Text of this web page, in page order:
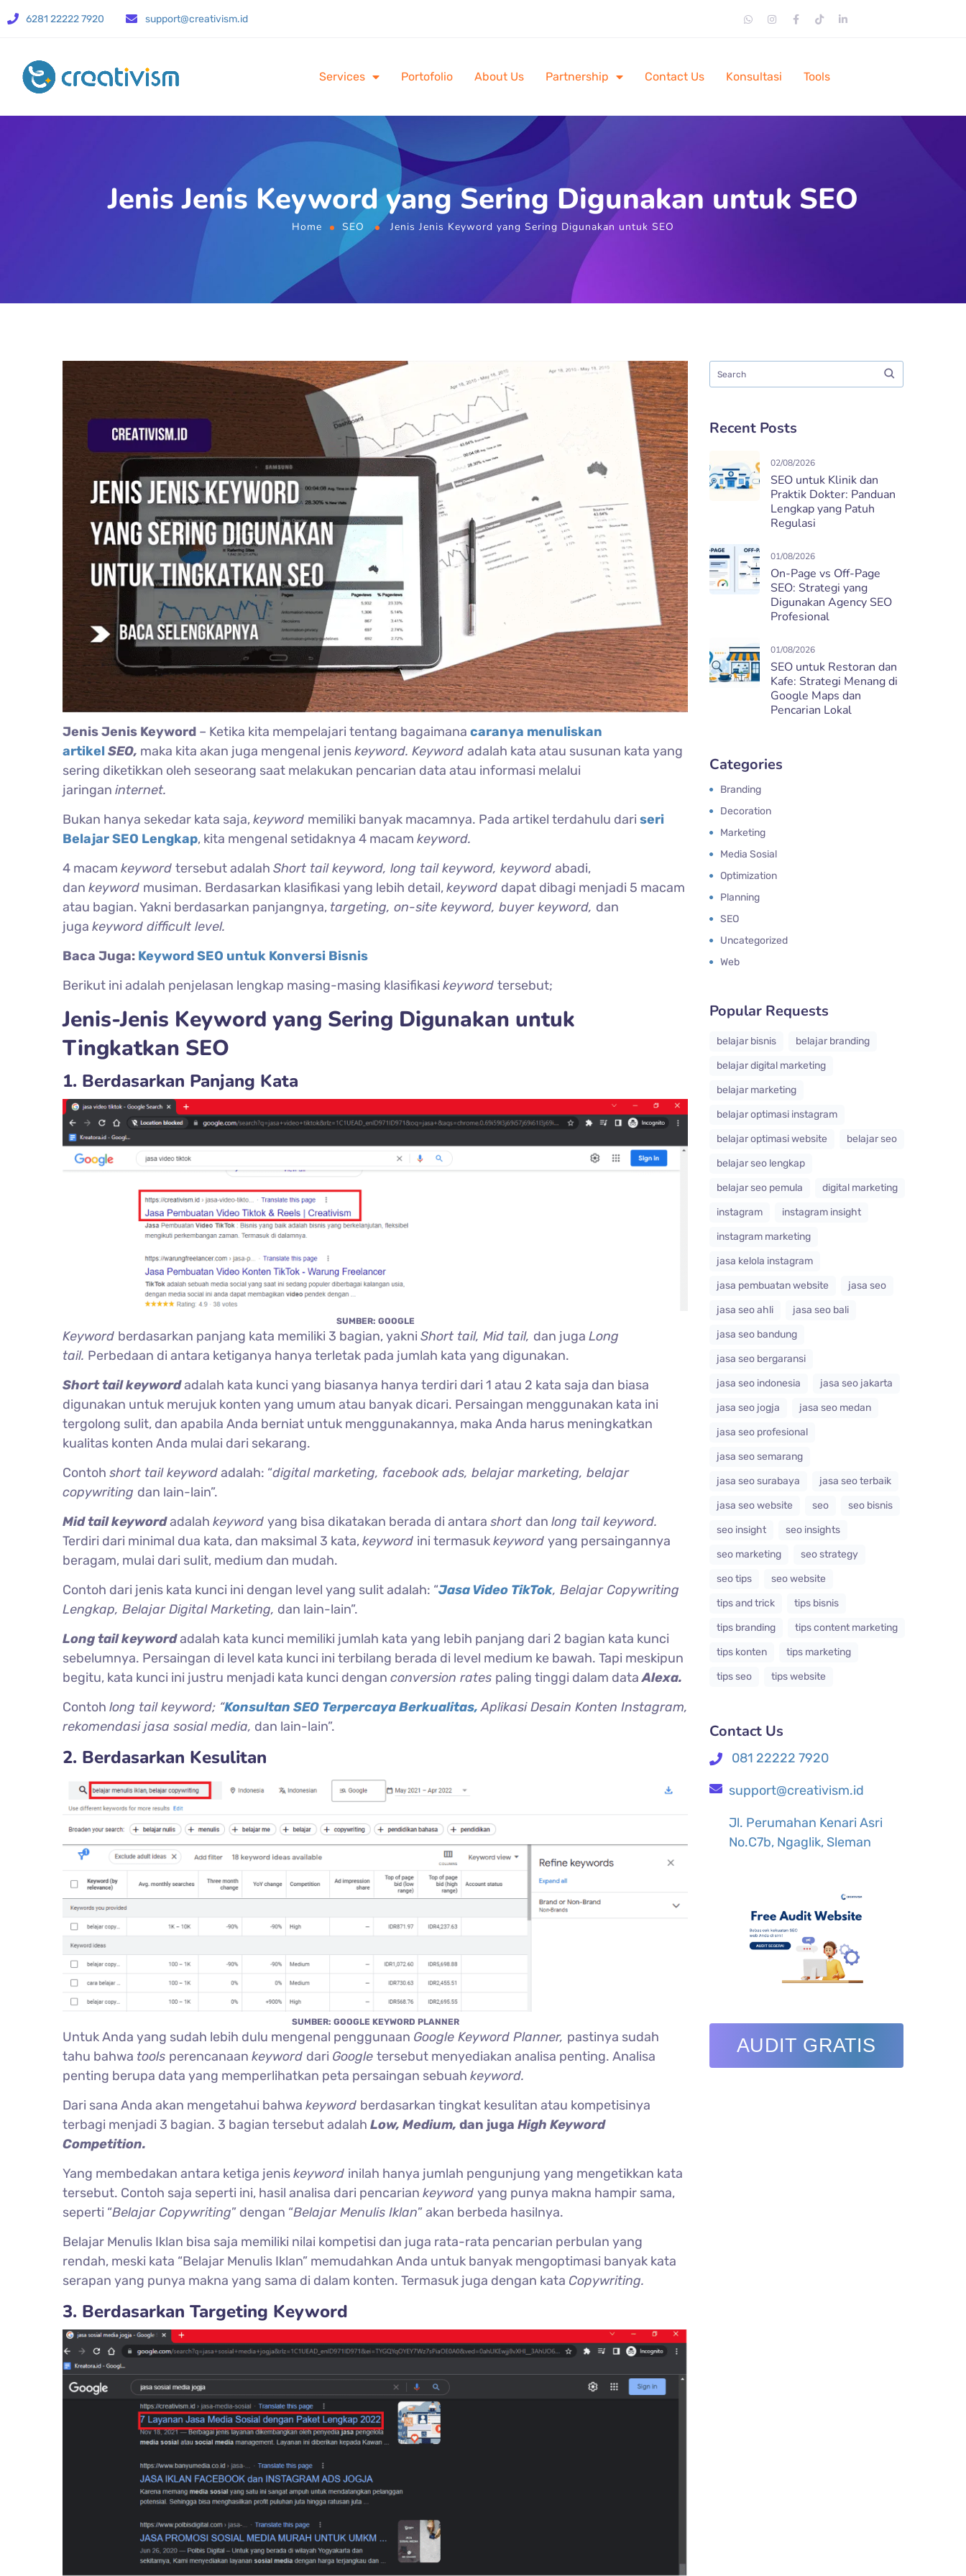
6281 22222 7920 support@creativism.id
Services Portofolio About Us Partnership Contact Us Konsultasi Tools
Jenis Jenis Keyword yang Sering Digunakan untuk SEO
Home SEO Jenis Jenis Keyword yang Sering Digunakan untuk SEO
Jenis Jenis Keyword – Ketika kita mempelajari tentang bagaimana caranya menuliskan
artikel SEO, maka kita akan juga mengenal jeniskeyword. Keyword adalah kata atau susunan kata yang
sering diketikkan oleh seseorang saat melakukan pencarian data atau informasi melalui
jaringan internet.
Bukan hanya sekedar kata saja,keyword memiliki banyak macamnya. Pada artikel terdahulu dari seri
Belajar SEO Lengkap, kita mengenal setidaknya 4 macam keyword.
4 macam keyword tersebut adalah Short tail keyword, long tail keyword, keyword abadi,
dan keyword musiman. Berdasarkan klasifikasi yang lebih detail,keyword dapat dibagi menjadi 5 macam
atau bagian. Yakni berdasarkan panjangnya, targeting, on-site keyword, buyer keyword, dan
juga keyword difficult level.
Baca Juga: Keyword SEO untuk Konversi Bisnis
Berikut ini adalah penjelasan lengkap masing-masing klasifikasi keyword tersebut;
Jenis-Jenis Keyword yang Sering Digunakan untuk
Tingkatkan SEO
1. Berdasarkan Panjang Kata
SUMBER: GOOGLE
Keyword berdasarkan panjang kata memiliki 3 bagian, yakni Short tail, Mid tail, dan juga Long
tail. Perbedaan di antara ketiganya hanya terletak pada jumlah kata yang digunakan.
Short tail keywordadalah kata kunci yang biasanya hanya terdiri dari 1 atau 2 kata saja dan biasa
digunakan untuk merujuk konten yang umum atau banyak dicari. Persaingan menggunakan kata ini
tergolong sulit, dan apabila Anda berniat untuk menggunakannya, maka Anda harus meningkatkan
kualitas konten Anda mulai dari sekarang.
Contoh short tail keywordadalah: “digital marketing, facebook ads, belajar marketing, belajar
copywriting dan lain-lain”.
Mid tail keywordadalah keyword yang bisa dikatakan berada di antara short dan long tail keyword.
Terdiri dari minimal dua kata, dan maksimal 3 kata,keyword ini termasukkeyword yang persaingannya
beragam, mulai dari sulit, medium dan mudah.
Contoh dari jenis kata kunci ini dengan level yang sulit adalah: “Jasa Video TikTok, Belajar Copywriting
Lengkap, Belajar Digital Marketing, dan lain-lain”.
Long tail keywordadalah kata kunci memiliki jumlah kata yang lebih panjang dari 2 bagian kata kunci
sebelumnya. Persaingan di level kata kunci ini terbilang berada di level medium ke bawah. Tapi meskipun
begitu, kata kunci ini justru menjadi kata kunci dengan conversion rates paling tinggi dalam dataAlexa.
Contoh long tail keyword; “Konsultan SEO Terpercaya Berkualitas, Aplikasi Desain Konten Instagram,
rekomendasi jasa sosial media, dan lain-lain”.
2. Berdasarkan Kesulitan
SUMBER: GOOGLE KEYWORD PLANNER
Untuk Anda yang sudah lebih dulu mengenal penggunaan Google Keyword Planner, pastinya sudah
tahu bahwa tools perencanaan keyword dari Google tersebut menyediakan analisa penting. Analisa
penting berupa data yang memperlihatkan peta persaingan sebuah keyword.
Dari sana Anda akan mengetahui bahwa keyword berdasarkan tingkat kesulitan atau kompetisinya
terbagi menjadi 3 bagian. 3 bagian tersebut adalah Low, Medium, dan juga High Keyword
Competition.
Yang membedakan antara ketiga jeniskeyword inilah hanya jumlah pengunjung yang mengetikkan kata
tersebut. Contoh saja seperti ini, hasil analisa dari pencarian keyword yang punya makna hampir sama,
seperti “Belajar Copywriting” dengan “Belajar Menulis Iklan” akan berbeda hasilnya.
Belajar Menulis Iklan bisa saja memiliki nilai kompetisi dan juga rata-rata pencarian perbulan yang
rendah, meski kata “Belajar Menulis Iklan” memudahkan Anda untuk banyak mengoptimasi banyak kata
serapan yang punya makna yang sama di dalam konten. Termasuk juga dengan kata Copywriting.
3. Berdasarkan Targeting Keyword
Recent Posts
02/08/2026
SEO untuk Klinik dan
Praktik Dokter: Panduan
Lengkap yang Patuh
Regulasi
01/08/2026
On-Page vs Off-Page
SEO: Strategi yang
Digunakan Agency SEO
Profesional
01/08/2026
SEO untuk Restoran dan
Kafe: Strategi Menang di
Google Maps dan
Pencarian Lokal
Categories
Branding
Decoration
Marketing
Media Sosial
Optimization
Planning
SEO
Uncategorized
Web
Popular Requests
belajar bisnis
belajar branding
belajar digital marketing
belajar marketing
belajar optimasi instagram
belajar optimasi website
belajar seo
belajar seo lengkap
belajar seo pemula
digital marketing
instagram
instagram insight
instagram marketing
jasa kelola instagram
jasa pembuatan website
jasa seo
jasa seo ahli
jasa seo bali
jasa seo bandung
jasa seo bergaransi
jasa seo indonesia
jasa seo jakarta
jasa seo jogja
jasa seo medan
jasa seo profesional
jasa seo semarang
jasa seo surabaya
jasa seo terbaik
jasa seo website
seo
seo bisnis
seo insight
seo insights
seo marketing
seo strategy
seo tips
seo website
tips and trick
tips bisnis
tips branding
tips content marketing
tips konten
tips marketing
tips seo
tips website
Contact Us
081 22222 7920
support@creativism.id
Jl. Perumahan Kenari Asri
No.C7b, Ngaglik, Sleman
AUDIT GRATIS